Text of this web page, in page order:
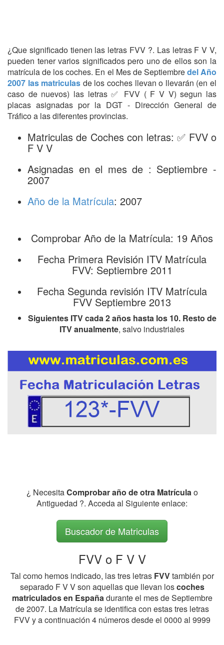
¿Que significado tienen las letras FVV ?. Las letras F V V,
pueden tener varios significados pero uno de ellos son la
matrícula de los coches. En el Mes de Septiembredel Año
2007 las matriculas de los coches llevan o llevarán (en el
caso de nuevos) las letras ✅ FVV ( F V V) segun las
placas asignadas por la DGT - Dirección General de
Tráfico a las diferentes provincias.
Matriculas de Coches con letras: ✅ FVV o
F V V
Asignadas en el mes de : Septiembre -
2007
Año de la Matrícula: 2007
Comprobar Año de la Matrícula: 19 Años
Fecha Primera Revisión ITV Matrícula
FVV: Septiembre 2011
Fecha Segunda revisión ITV Matrícula
FVV Septiembre 2013
Siguientes ITV cada 2 años hasta los 10. Resto de
ITV anualmente, salvo industriales
¿ NecesitaComprobar año de otra Matrículao
Antiguedad ?. Acceda al Siguiente enlace:
Buscador de Matriculas
FVV o F V V
Tal como hemos indicado, las tres letras FVVtambién por
separado F V V son aquellas que llevan loscoches
matriculados en Españadurante el mes de Septiembre
de 2007. La Matrícula se identifica con estas tres letras
FVV y a continuación 4 números desde el 0000 al 9999